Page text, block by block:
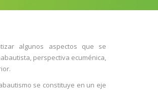
algunos aspectos que se
perspectiva ecuménica,
se constituye en un eje